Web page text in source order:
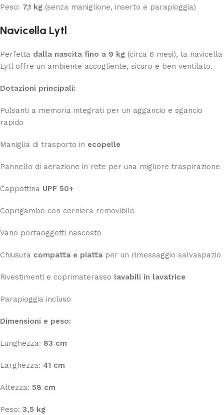
Peso: 7,1 kg (senza maniglione, inserto e parapioggia)
Navicella Lytl
Perfetta dalla nascita fino a 9 kg (circa 6 mesi), la navicella
Lytl offre un ambiente accogliente, sicuro e ben ventilato.
Dotazioni principali:
Pulsanti a memoria integrati per un aggancio e sgancio
rapido
Maniglia di trasporto in ecopelle
Pannello di aerazione in rete per una migliore traspirazione
Cappottina UPF 50+
Coprigambe con cerniera removibile
Vano portaoggetti nascosto
Chiusura compatta e piatta per un rimessaggio salvaspazio
Rivestimenti e coprimaterasso lavabili in lavatrice
Parapioggia incluso
Dimensioni e peso:
Lunghezza: 83 cm
Larghezza: 41 cm
Altezza: 58 cm
Peso: 3,5 kg